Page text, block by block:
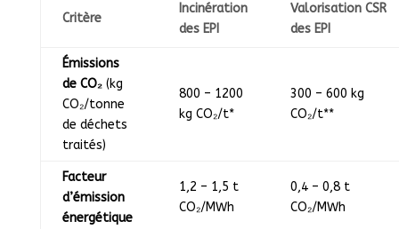
Critère
Incinération
des EPI
Valorisation CSR
des EPI
Émissions
de CO₂(kg
CO₂/tonne
de déchets
traités)
800 – 1200
kg CO₂/t*
300 – 600 kg
CO₂/t**
Facteur
d’émission
énergétique
1,2 – 1,5 t
CO₂/MWh
0,4 – 0,8 t
CO₂/MWh